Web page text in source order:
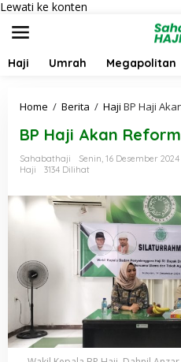
Lewati ke konten
Haji Umrah Megapolitan
Home / Berita / Haji BP Haji
BP Haji Akan
Sahabathaji
Senin, 16 Desember 2024
Haji
3134 Dilihat